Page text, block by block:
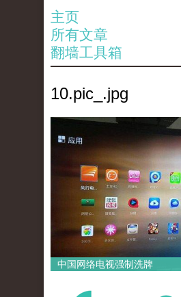
主页
所有文章
翻墙工具箱
10.pic_.jpg
中国网络电视强制洗牌